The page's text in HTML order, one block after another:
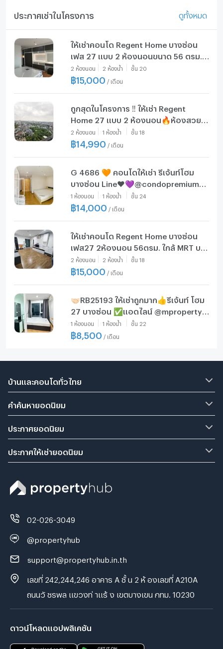
ประกาศเช่าในโครงการ ดูทั้งหมด
ให้เช่าคอนโด Regent Home บางซ่อน
เฟส 27 แบบ 2 ห้องนอนขนาด 56 ตรม.
ราคา 15,000 บาท
2 ห้องนอน 2 ห้องน้ำ ชั้น 20
฿15,000 / เดือน
ถูกสุดในโครงการ ‼️ ให้เช่า Regent
Home 27 แบบ 2 ห้องนอน🔥ห้องสวย
เฟอร์ครบจัดเต็ม+มีเครื่องซักผ้า
2 ห้องนอน 1 ห้องน้ำ ชั้น 18
฿14,990 / เดือน
G 4686 🧡 คอนโดให้เช่า รีเจ้นท์โฮม
บางซ่อน Line❤️💜@condopremium💜
❤️ว่างพร้อมอยู่⬛🟨 📞 065 695 3645
🟨⬛
1 ห้องนอน 1 ห้องน้ำ ชั้น 24
฿14,000 / เดือน
ให้เช่าคอนโด Regent Home บางซ่อน
เฟส27 2ห้องนอน 56ตรม. ใกล้ MRT บาง
ซ่อน
2 ห้องนอน 2 ห้องน้ำ ชั้น 18
฿15,000 / เดือน
🤝🏻RB25193 ให้เช่าถูกมาก👍รีเจ้นท์ โฮม
27 บางซ่อน ✅แอดไลน์ @mproperty(
มี @ ด้วย) แอดมินตอบไว
1 ห้องนอน 1 ห้องน้ำ ชั้น 22
฿8,500 / เดือน
บ้านและคอนโดทั่วไทย
คำค้นหายอดนิยม
ประกาศยอดนิยม
ประกาศให้เช่ายอดนิยม
02-026-3049
@propertyhub
support@propertyhub.in.th
เลขที่ 242,244,246 อาคาร A ชั้ น 2 ห้ องเลขที่ A210A
ถนนวั ชรพล แขวงท่ าแร้ ง เขตบางเขน กทม. 10230
ดาวน์โหลดแอปพลิเคชัน